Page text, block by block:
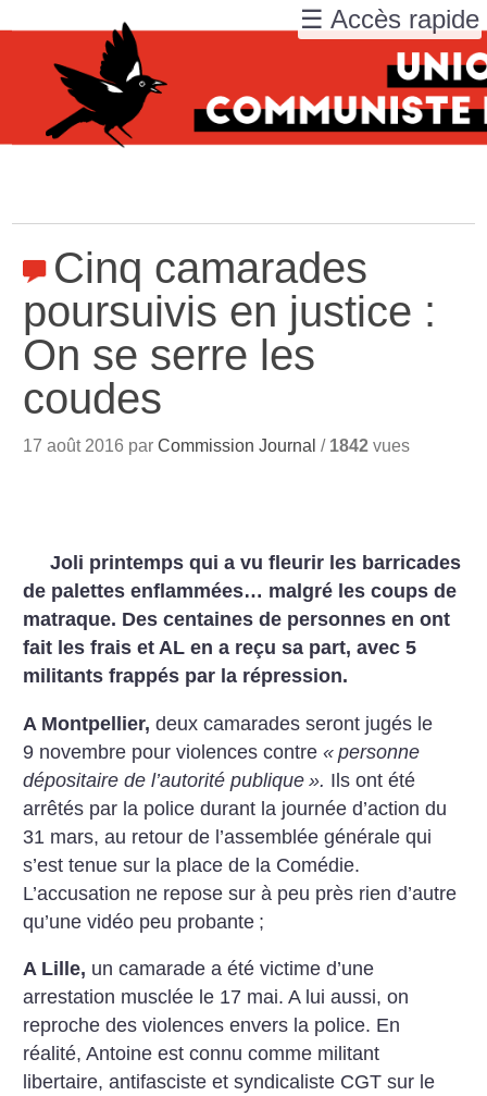
Cinq camarades
poursuivis en justice :
On se serre les
coudes
17 août 2016 parCommission Journal / 1842 vues
Joli printemps qui a vu fleurir les barricades
de palettes enflammées… malgré les coups de
matraque. Des centaines de personnes en ont
fait les frais et AL en a reçu sa part, avec 5
militants frappés par la répression.
A Montpellier, deux camarades seront jugés le
9 novembre pour violences contre« personne
dépositaire de l’autorité publique ». Ils ont été
arrêtés par la police durant la journée d’action du
31 mars, au retour de l’assemblée générale qui
s’est tenue sur la place de la Comédie.
L’accusation ne repose sur à peu près rien d’autre
qu’une vidéo peu probante ;
A Lille, un camarade a été victime d’une
arrestation musclée le 17 mai. A lui aussi, on
reproche des violences envers la police. En
réalité, Antoine est connu comme militant
libertaire, antifasciste et syndicaliste CGT sur le
☰ Accès rapide